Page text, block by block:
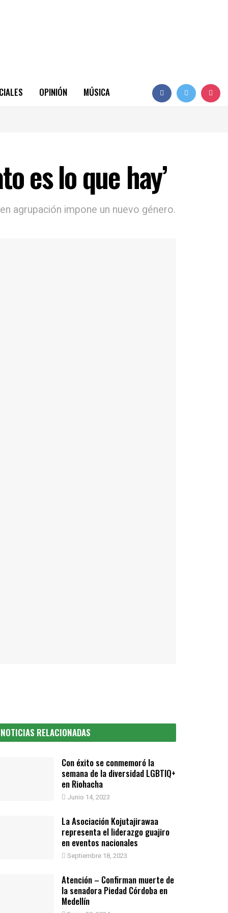
OPINIÓN MÚSICA
es lo que hay’
agrupación impone un nuevo género.
NOTICIAS RELACIONADAS
Con éxito se conmemoró la
semana de la diversidad LGBTIQ+
en Riohacha
Junio 14, 2023
La Asociación Kojutajirawaa
representa el liderazgo guajiro
en eventos nacionales
Septiembre 18, 2023
Atención – Confirman muerte de
la senadora Piedad Córdoba en
Medellín